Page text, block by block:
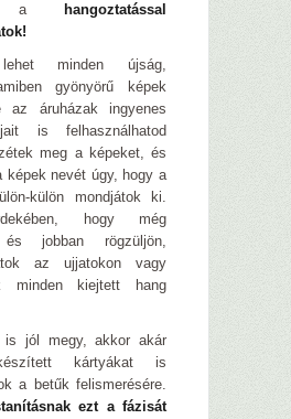
a
hangoztatással
minden újság,
gyönyörű képek
az áruházak ingyenes
is felhasználhatod
meg a képeket, és
képek nevét úgy, hogy a
külön mondjátok ki.
hogy még
és jobban rögzüljön,
az ujjatokon vagy
minden kiejtett hang
is jól megy, akkor akár
kártyákat is
a betűk felismerésére.
ezt a fázisát